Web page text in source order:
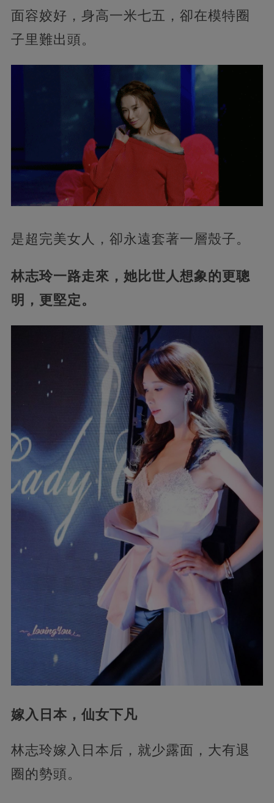
面容姣好，身高一米七五，卻在模特圈
子里難出頭。
是超完美女人，卻永遠套著一層殼子。
林志玲一路走來，她比世人想象的更聰
明，更堅定。
嫁入日本，仙女下凡
林志玲嫁入日本后，就少露面，大有退
圈的勢頭。